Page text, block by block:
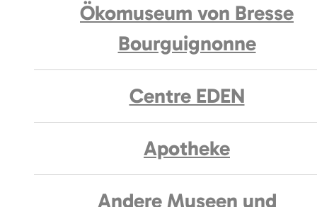
Ökomuseum von Bresse
Bourguignonne
Centre EDEN
Apotheke
Andere Museen und